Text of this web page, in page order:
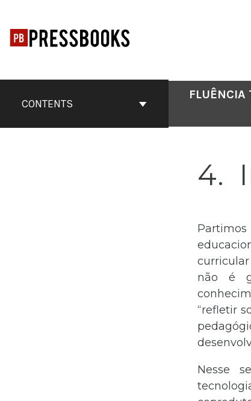
content
CONTENTS
FLUÊNCIA
4
não é
“refletir
Nesse